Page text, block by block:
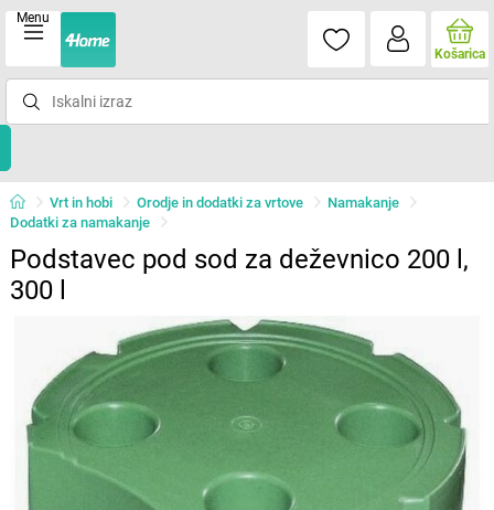
Menu
Košarica
Vrt in hobi Orodje in dodatki za vrtove
Namakanje
Dodatki za namakanje
Podstavec pod sod za deževnico 200 l,
300 l